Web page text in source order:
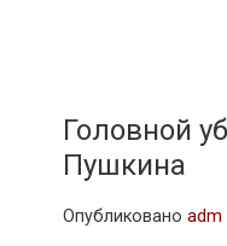
Головной
Пушкина
Опубликовано adm